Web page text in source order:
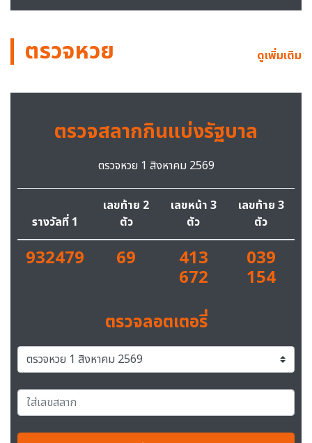
ตรวจหวย ดูเพิ่มเติม
ตรวจสลากกินแบ่งรัฐบาล
ตรวจหวย 1 สิงหาคม 2569
รางวัลที่ 1
เลขท้าย 2
ตัว
เลขหน้า 3
ตัว
เลขท้าย 3
ตัว
932479 69 413
672
039
154
ตรวจลอตเตอรี่